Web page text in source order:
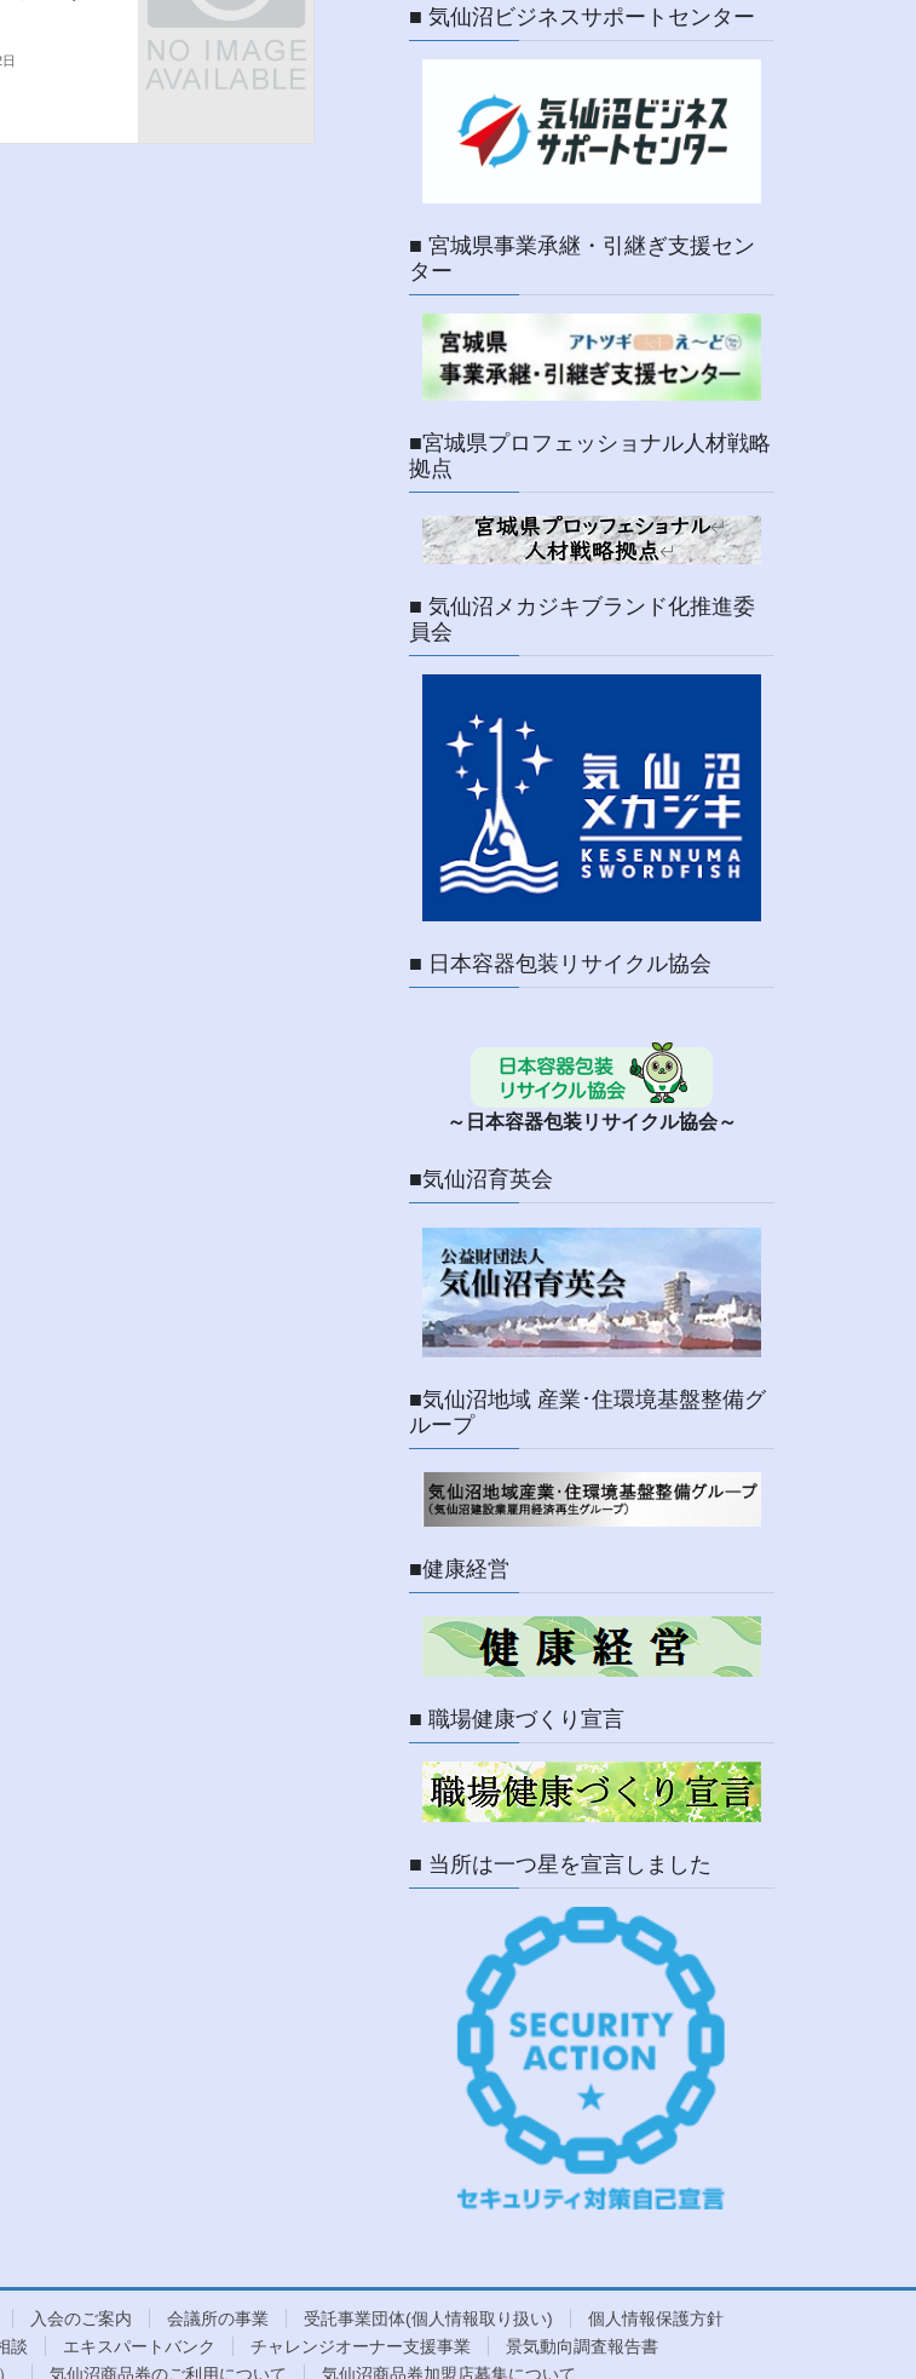
■ 気仙沼ビジネスサポートセンター
■ 宮城県事業承継・引継ぎ支援セン
ター
■宮城県プロフェッショナル人材戦略
拠点
■ 気仙沼メカジキブランド化推進委
員会
■ 日本容器包装リサイクル協会
～日本容器包装リサイクル協会～
■気仙沼育英会
■気仙沼地域 産業･住環境基盤整備グ
ループ
■健康経営
■ 職場健康づくり宣言
■ 当所は一つ星を宣言しました
入会のご案内 会議所の事業 受託事業団体(個人情報取り扱い)
個人情報保護方針
談 エキスパートバンク チャレンジオーナー支援事業
景気動向調査報告書
気仙沼商品券のご利用について 気仙沼商品券加盟店募集について